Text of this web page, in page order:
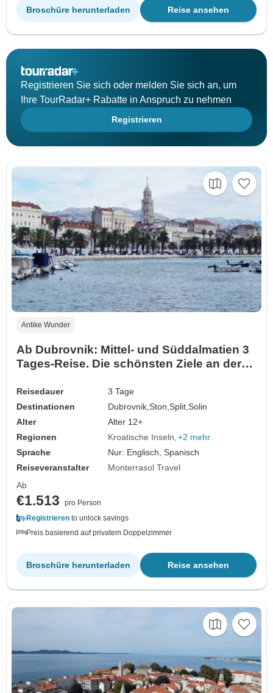
Reise ansehen
Broschüre herunterladen
Registrieren Sie sich oder melden Sie sich an, um
Ihre TourRadar+ Rabatte in Anspruch zu nehmen
Registrieren
Antike Wunder
Ab Dubrovnik: Mittel- und Süddalmatien 3
Tages-Reise. Die schönsten Ziele an der
und Trsteno. UNESCO-Stätten. Jede
Menge alte Städte, Geschichte und
Architektur. Genießen Sie die Natur, das
Nachtleben und…
Reisedauer
3 Tage
Destinationen
Dubrovnik,Ston,Split,Solin
Alter
Alter 12+
Regionen
Kroatische Inseln +2 mehr
Sprache
Nur: Englisch, Spanisch
Reiseveranstalter
Monterrasol Travel
Ab
€1.513
pro Person
Registrieren to unlock savings
Preis basierend auf privatem Doppelzimmer
Reise ansehen
Broschüre herunterladen